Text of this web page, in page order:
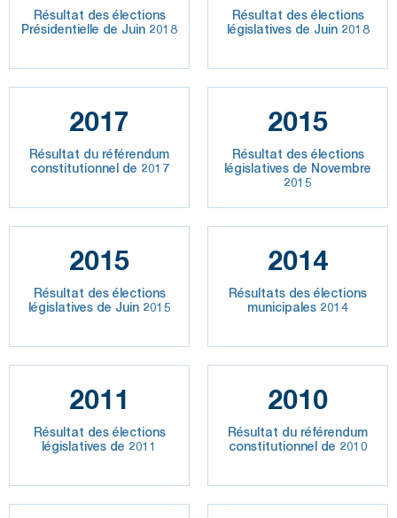
Résultat des élections
Présidentielle de Juin 2018
Résultat des élections
législatives de Juin 2018
2017
Résultat du référendum
constitutionnel de 2017
2015
Résultat des élections
législatives de Novembre
2015
2015
Résultat des élections
législatives de Juin 2015
2014
Résultats des élections
municipales 2014
2011
Résultat des élections
législatives de 2011
2010
Résultat du référendum
constitutionnel de 2010